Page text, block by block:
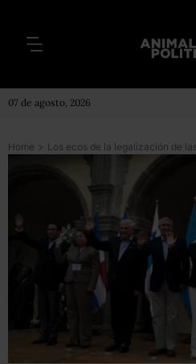
07 de agosto, 2026
Home >